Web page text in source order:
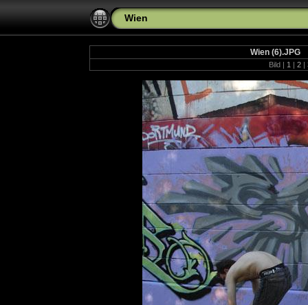
Wien
Wien (6).JPG
Bild | 1 | 2 |